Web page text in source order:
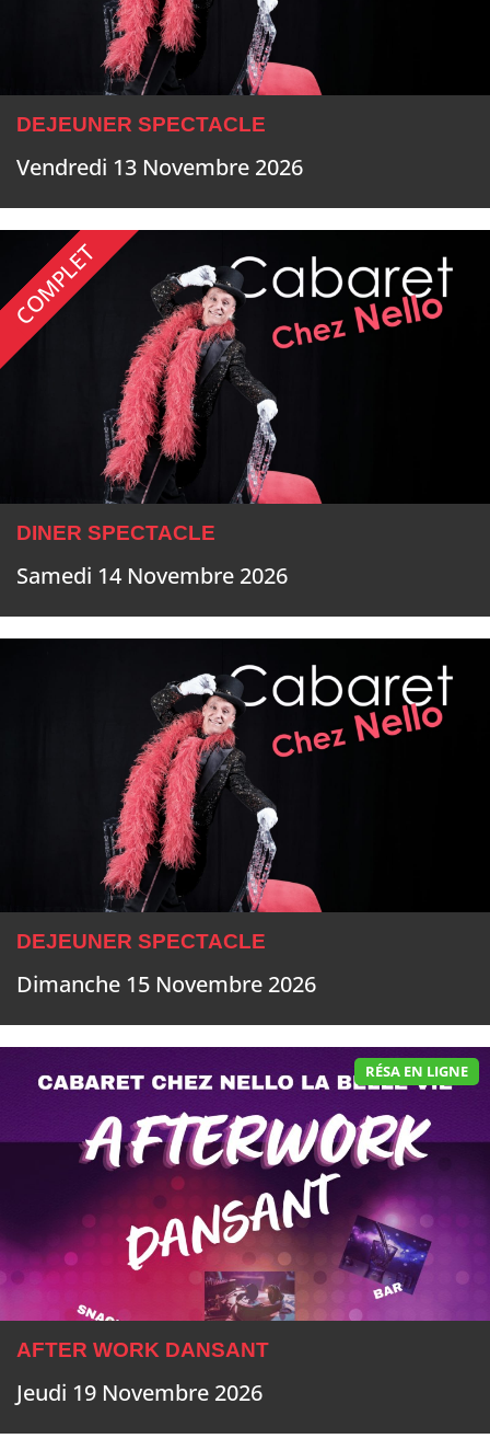
DEJEUNER SPECTACLE
Vendredi 13 Novembre 2026
COMPLET
DINER SPECTACLE
Samedi 14 Novembre 2026
DEJEUNER SPECTACLE
Dimanche 15 Novembre 2026
RÉSA EN LIGNE
AFTER WORK DANSANT
Jeudi 19 Novembre 2026